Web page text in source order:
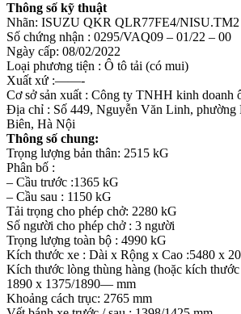
Thông số kỹ thuật
Nhãn: ISUZU QKR QLR77FE4/NISU.TM2
Số chứng nhận : 0295/VAQ09 – 01/22 – 00
Ngày cấp: 08/02/2022
Loại phương tiện : Ô tô tải (có mui)
Xuất xứ :——-
Cơ sở sản xuất : Công ty TNHH kinh doanh
Địa chỉ : Số 449, Nguyễn Văn Linh,
Biên, Hà Nội
Thông số chung:
Trọng lượng bản thân: 2515 kG
Phân bố :
– Cầu trước :1365 kG
– Cầu sau : 1150 kG
Tải trọng cho phép chở: 2280 kG
Số người cho phép chở : 3 người
Trọng lượng toàn bộ : 4990 kG
Kích thước xe : Dài x Rộng x Cao :5480 x
Kích thước lòng thùng hàng (hoặc kích
1890 x 1375/1890— mm
Khoảng cách trục: 2765 mm